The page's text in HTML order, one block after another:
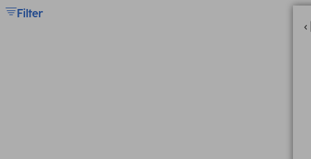
Filter